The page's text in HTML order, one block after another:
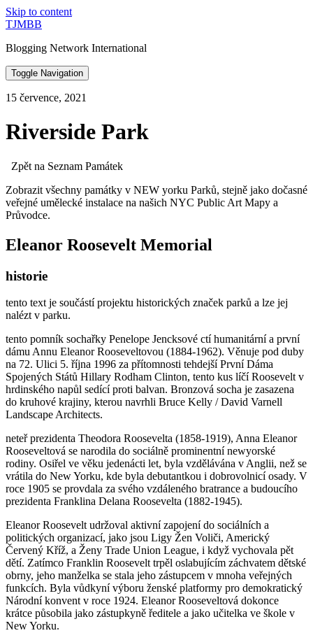
Skip to content
TJMBB
Blogging Network International
Toggle Navigation
15 července, 2021
Riverside Park
Zpět na Seznam Památek
Zobrazit všechny památky v NEW yorku Parků, stejně jako dočasné
veřejné umělecké instalace na našich NYC Public Art Mapy a
Průvodce.
Eleanor Roosevelt Memorial
historie
tento text je součástí projektu historických značek parků a lze jej
nalézt v parku.
tento pomník sochařky Penelope Jencksové ctí humanitární a první
dámu Annu Eleanor Rooseveltovou (1884-1962). Věnuje pod duby
na 72. Ulici 5. října 1996 za přítomnosti tehdejší První Dáma
Spojených Států Hillary Rodham Clinton, tento kus líčí Roosevelt v
hrdinského napůl sedící proti balvan. Bronzová socha je zasazena
do kruhové krajiny, kterou navrhli Bruce Kelly / David Varnell
Landscape Architects.
neteř prezidenta Theodora Roosevelta (1858-1919), Anna Eleanor
Rooseveltová se narodila do sociálně prominentní newyorské
rodiny. Osiřel ve věku jedenácti let, byla vzdělávána v Anglii, než se
vrátila do New Yorku, kde byla debutantkou i dobrovolnicí osady. V
roce 1905 se provdala za svého vzdáleného bratrance a budoucího
prezidenta Franklina Delana Roosevelta (1882-1945).
Eleanor Roosevelt udržoval aktivní zapojení do sociálních a
politických organizací, jako jsou Ligy Žen Voliči, Americký
Červený Kříž, a Ženy Trade Union League, i když vychovala pět
dětí. Zatímco Franklin Roosevelt trpěl oslabujícím záchvatem dětské
obrny, jeho manželka se stala jeho zástupcem v mnoha veřejných
funkcích. Byla vůdkyní výboru ženské platformy pro demokratický
Národní konvent v roce 1924. Eleanor Rooseveltová dokonce
krátce působila jako zástupkyně ředitele a jako učitelka ve škole v
New Yorku.